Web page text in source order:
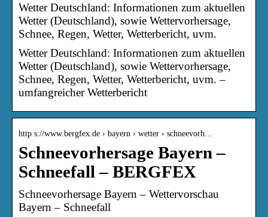
Wetter Deutschland: Informationen zum aktuellen
Wetter (Deutschland), sowie Wettervorhersage,
Schnee, Regen, Wetter, Wetterbericht, uvm.
Wetter Deutschland: Informationen zum aktuellen
Wetter (Deutschland), sowie Wettervorhersage,
Schnee, Regen, Wetter, Wetterbericht, uvm. –
umfangreicher Wetterbericht
http s://www.bergfex.de › bayern › wetter › schneevorh…
Schneevorhersage Bayern –
Schneefall – BERGFEX
Schneevorhersage Bayern – Wettervorschau
Bayern – Schneefall